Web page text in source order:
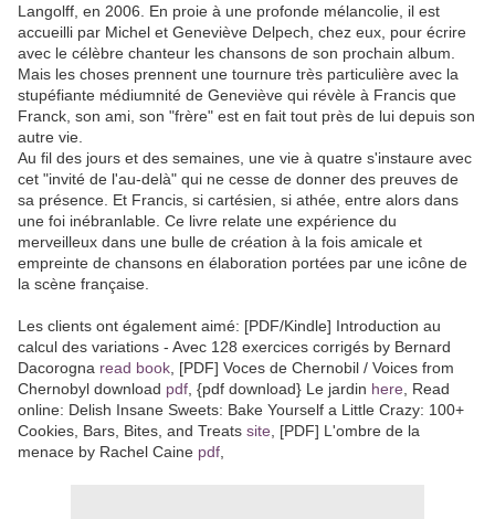
Langolff, en 2006. En proie à une profonde mélancolie, il est
accueilli par Michel et Geneviève Delpech, chez eux, pour écrire
avec le célèbre chanteur les chansons de son prochain album.
Mais les choses prennent une tournure très particulière avec la
stupéfiante médiumnité de Geneviève qui révèle à Francis que
Franck, son ami, son "frère" est en fait tout près de lui depuis son
autre vie.
Au fil des jours et des semaines, une vie à quatre s'instaure avec
cet "invité de l'au-delà" qui ne cesse de donner des preuves de
sa présence. Et Francis, si cartésien, si athée, entre alors dans
une foi inébranlable. Ce livre relate une expérience du
merveilleux dans une bulle de création à la fois amicale et
empreinte de chansons en élaboration portées par une icône de
la scène française.
Les clients ont également aimé: [PDF/Kindle] Introduction au
calcul des variations - Avec 128 exercices corrigés by Bernard
Dacorogna read book , [PDF] Voces de Chernobil / Voices from
Chernobyl download pdf , {pdf download} Le jardin here , Read
online: Delish Insane Sweets: Bake Yourself a Little Crazy: 100+
Cookies, Bars, Bites, and Treats site , [PDF] L'ombre de la
menace by Rachel Caine pdf